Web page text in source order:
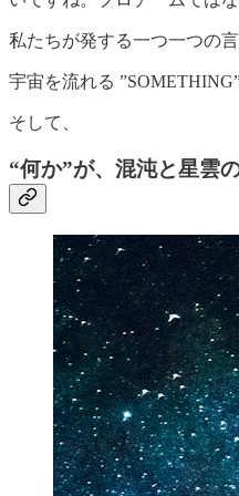
私たちが発する一つ一つの
宇宙を流れる
そして、
“何か”が、混沌と星雲